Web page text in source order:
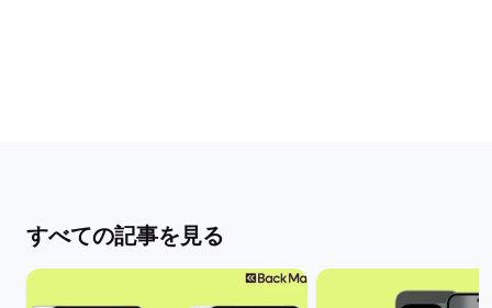
すべての記事を見る